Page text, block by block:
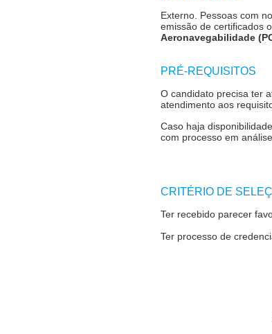
Externo. Pessoas com
emissão de certificados
Aeronavegabilidade
PRÉ-REQUISITOS
O candidato precisa ter
atendimento aos
Caso haja
com processo em
CRITÉRIO DE
Ter recebido parecer
Ter processo de